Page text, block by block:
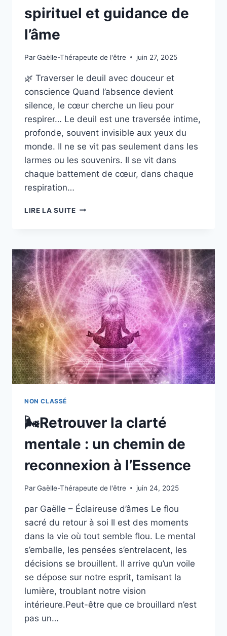
spirituel et guidance de
l’âme
ParGaëlle-Thérapeute de l'être juin 27, 2025
🌿 Traverser le deuil avec douceur et
conscience Quand l’absence devient
silence, le cœur cherche un lieu pour
respirer… Le deuil est une traversée intime,
profonde, souvent invisible aux yeux du
monde. Il ne se vit pas seulement dans les
larmes ou les souvenirs. Il se vit dans
chaque battement de cœur, dans chaque
respiration…
LIRE LA SUITE
NON CLASSÉ
🌬️Retrouver la clarté
mentale : un chemin de
reconnexion à l’Essence
ParGaëlle-Thérapeute de l'être juin 24, 2025
par Gaëlle – Éclaireuse d’âmes Le flou
sacré du retour à soi Il est des moments
dans la vie où tout semble flou. Le mental
s’emballe, les pensées s’entrelacent, les
décisions se brouillent. Il arrive qu’un voile
se dépose sur notre esprit, tamisant la
lumière, troublant notre vision
intérieure.Peut-être que ce brouillard n’est
pas un…